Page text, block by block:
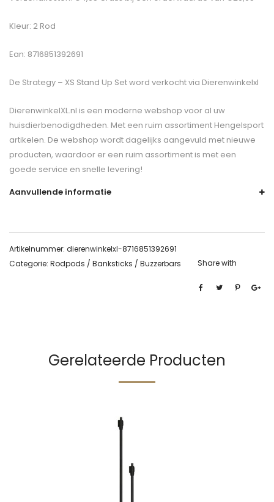
Kleur: 2 Rod
Ean: 8716851392691
De Strategy – XS Stand Up Setword verkocht via Dierenwinkelxl
DierenwinkelXL.nl is een moderne webshop voor al uw
huisdierbenodigdheden. Met een ruim assortiment Hengelsport
artikelen. De webshop wordt dagelijks aangevuld met nieuwe
producten, waardoor er een ruim assortiment is met een
goede service en snelle levering!
Aanvullende informatie
Artikelnummer: dierenwinkelxl-8716851392691
Categorie: Rodpods / Banksticks / Buzzerbars Share with
Gerelateerde Producten